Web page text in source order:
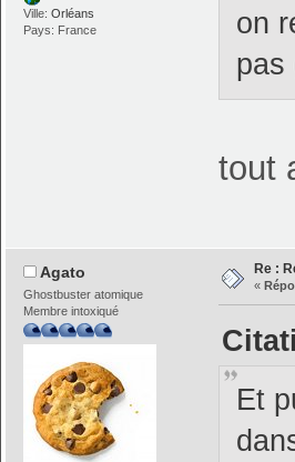
Ville:Orléans
Pays: France
on
pas
tout
Agato
Ghostbuster atomique
Membre intoxiqué
Re :
«
Et